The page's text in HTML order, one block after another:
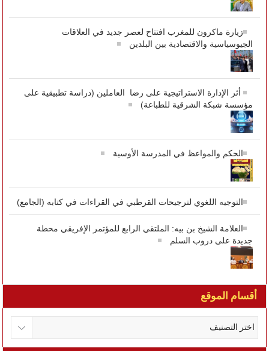
زيارة ماكرون للمغرب افتتاح لعصر جديد في العلاقات
الجيوسياسية والاقتصادية بين البلدين
أثر الإدارة الاستراتيجية على رضا العاملين (دراسة تطبيقية على
مؤسسة شبكة الشرقية للطباعة)
الحكم والمواعظ في المدرسة الأوسية
التوجيه اللغوي لترجيحات القرطبي في القراءات في كتابه (الجامع)
العلامة الشيخ بن بيه: الملتقي الرابع للمؤتمر الإفريقي محطة
جديدة على دروب السلم
أقسام الموقع